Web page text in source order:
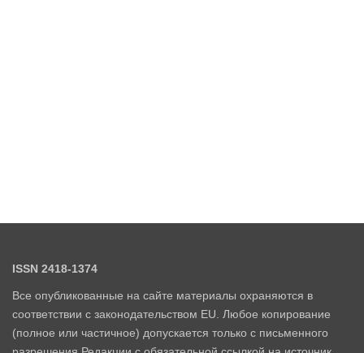
ISSN 2418-1374
Все опубликованные на сайте материалы охраняются в
соответствии с законодательством EU. Любое копирование
(полное или частичное) допускается только с письменного